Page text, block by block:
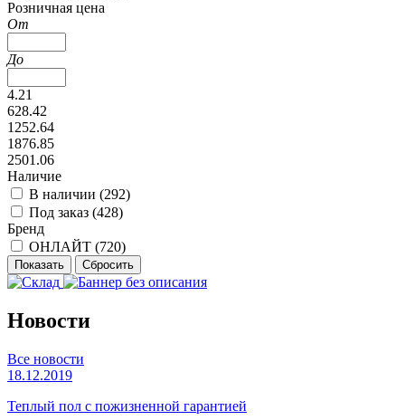
Розничная цена
От
До
4.21
628.42
1252.64
1876.85
2501.06
Наличие
В наличии (292)
Под заказ (428)
Бренд
ОНЛАЙТ (720)
Новости
Все новости
18.12.2019
Теплый пол с пожизненной гарантией